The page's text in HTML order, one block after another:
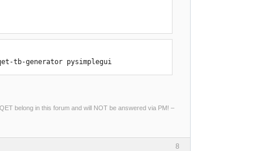
tb-generator pysimplegui
belong in this forum and will NOT be answered via PM! –
8